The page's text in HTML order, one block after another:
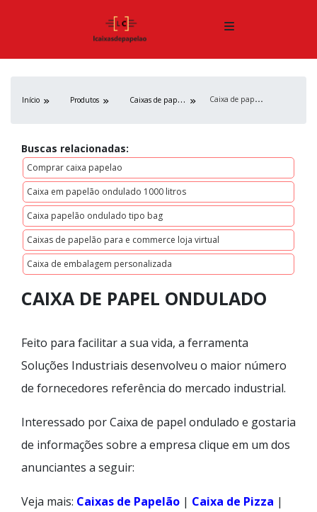
Início Produtos C
aixas de papelão C
aixa de papel ondulado
Buscas relacionadas:
Comprar caixa papelao
Caixa em papelão ondulado 1000 litros
Caixa papelão ondulado tipo bag
Caixas de papelão para e commerce loja virtual
Caixa de embalagem personalizada
CAIXA DE PAPEL ONDULADO
Feito para facilitar a sua vida, a ferramenta
Soluções Industriais desenvolveu o maior número
de fornecedores referência do mercado industrial.
Interessado por Caixa de papel ondulado e gostaria
de informações sobre a empresa clique em um dos
anunciantes a seguir:
Veja mais: Caixas de Papelão | Caixa de Pizza |